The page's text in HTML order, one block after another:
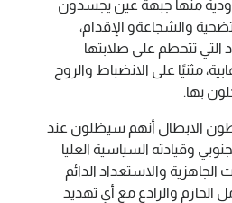
منها جبهة عين يجسدون
والشجاعةو الإقدام،
التي تتحطم على صلابتها
مثنيًا على الانضباط والروح
بها.
الابطال أنهم سيظلون عند
وقيادته السياسية العليا
والاستعداد الدائم
الحازم والرادع مع أي تهديد